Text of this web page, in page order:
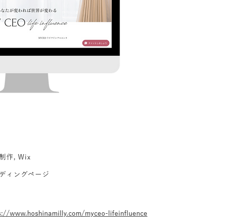
作, Wix
ィングページ
www.hoshinamilly.com/myceo-lifeinfluence